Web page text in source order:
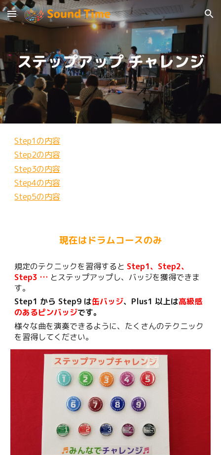
Skip to main content Skip to navigation
ステップアップ チャレンジ
Step1の内容
Step2の内容
Step3の内容
Step4の内容
Step5の内容
現在はドラムコースのみ
規定のテクニックを習得すると Step1、Step2、
Step3 … とステップアップし、バッジを獲得できま
す。
Step1 から Step9 は缶バッジ、Plus1 以上は高級感
のあるピンバッジです。
様々な曲を演奏できるように、たくさんのテクニック
を習得してください。